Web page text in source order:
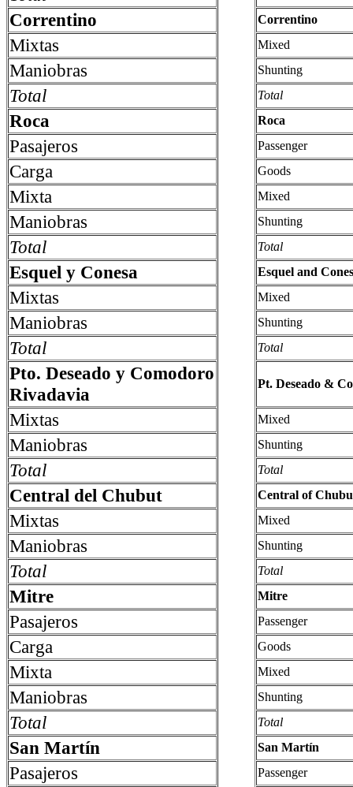
Correntino Correntino
Mixtas Mixed
Maniobras Shunting
Total Total
Roca Roca
Pasajeros Passenger
Carga Goods
Mixta Mixed
Maniobras Shunting
Total Total
Esquel y Conesa Esquel and
Mixtas Mixed
Maniobras Shunting
Total Total
Pto. Deseado y Comodoro
Rivadavia
Pt. Deseado &
Mixtas Mixed
Maniobras Shunting
Total Total
Central del Chubut Central of
Mixtas Mixed
Maniobras Shunting
Total Total
Mitre Mitre
Pasajeros Passenger
Carga Goods
Mixta Mixed
Maniobras Shunting
Total Total
San Martín San Martín
Pasajeros Passenger